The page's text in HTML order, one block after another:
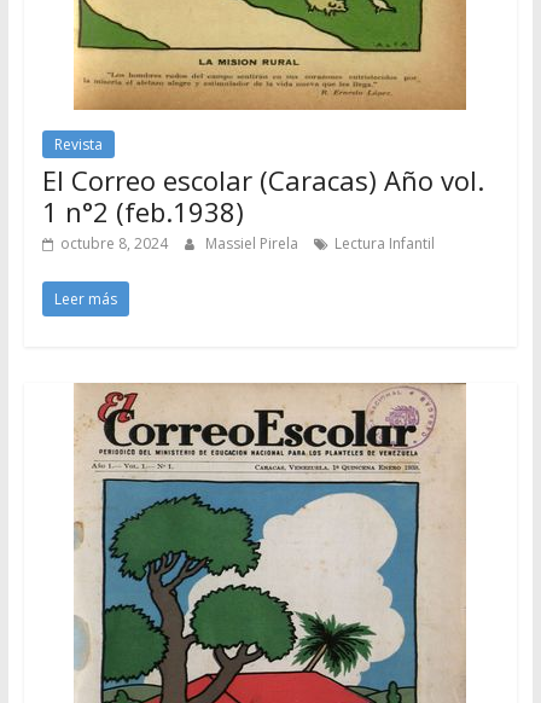
Revista
El Correo escolar (Caracas) Año vol.
1 n°2 (feb.1938)
octubre 8, 2024 Massiel Pirela Lectura Infantil
Leer más